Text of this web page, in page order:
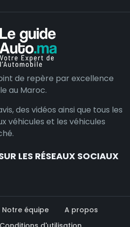
de repère par excellence
au Maroc.
des vidéos ainsi que tous les
véhicules et les véhicules
LES RÉSEAUX SOCIAUX
Notre équipe
A propos